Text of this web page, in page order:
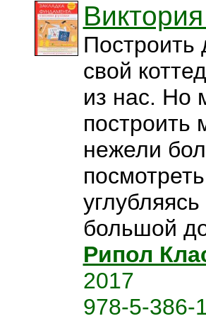
Построить
свой
из нас. Но
построить
нежели
большой
Рипол
2017
978-5-386-